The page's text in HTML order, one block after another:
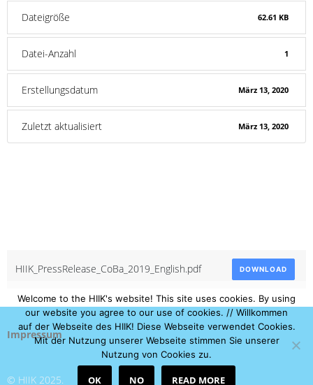
Dateigröße 62.61 KB
Datei-Anzahl 1
Erstellungsdatum März 13, 2020
Zuletzt aktualisiert März 13, 2020
HIIK_PressRelease_CoBa_2019_English.pdf DOWNLOAD
Impressum
© HIIK 2025.
Welcome to the HIIK's website! This site uses cookies. By using
our website you agree to our use of cookies. // Willkommen
auf der Webseite des HIIK! Diese Webseite verwendet Cookies.
Mit der Nutzung unserer Webseite stimmen Sie unserer
Nutzung von Cookies zu.
OK NO READ MORE